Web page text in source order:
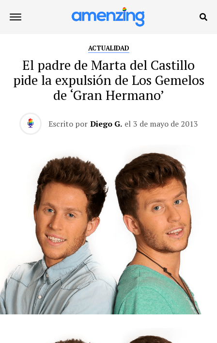
ACTUALIDAD
El padre de Marta del Castillo
pide la expulsión de Los Gemelos
de ‘Gran Hermano’
Escrito por Diego G. el 3 de mayo de 2013